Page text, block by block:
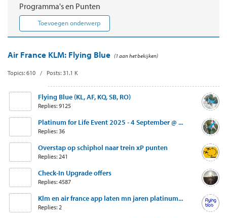
Programma's en Punten
Toevoegen onderwerp
Air France KLM: Flying Blue (1 aan het bekijken)
Topics: 610 / Posts: 31.1 K
Flying Blue (KL, AF, KQ, SB, RO)
Replies: 9125
Platinum for Life Event 2025 - 4 September @ ...
Replies: 36
Overstap op schiphol naar trein xP punten
Replies: 241
Check-In Upgrade offers
Replies: 4587
Klm en air france app laten mn jaren platinum...
Replies: 2